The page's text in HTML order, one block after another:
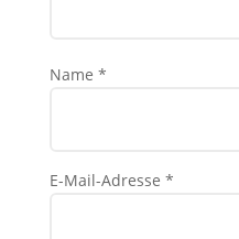
Name *
E-Mail-Adresse *